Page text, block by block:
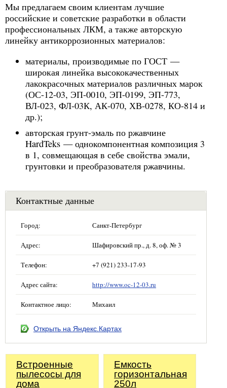
Мы предлагаем своим клиентам лучшие
российские и советские разработки в области
профессиональных ЛКМ, а также авторскую
линейку антикоррозионных материалов:
материалы, производимые по ГОСТ —
широкая линейка высококачественных
лакокрасочных материалов различных марок
(ОС-12-03, ЭП-0010, ЭП-0199, ЭП-773,
ВЛ-023, ФЛ-03К, АК-070, ХВ-0278, КО-814 и
др.);
авторская грунт-эмаль по ржавчине
HardTeks — однокомпонентная композиция 3
в 1, совмещающая в себе свойства эмали,
грунтовки и преобразователя ржавчины.
Контактные данные
Город: Санкт-Петербург
Адрес: Шафировский пр., д. 8, оф. № 3
Телефон: +7 (921) 233-17-93
Адрес сайта: http://www.oc-12-03.ru
Контактное лицо: Михаил
Открыть на Яндекс.Картах
Встроенные
пылесосы для
дома
Емкость
горизонтальная
250л